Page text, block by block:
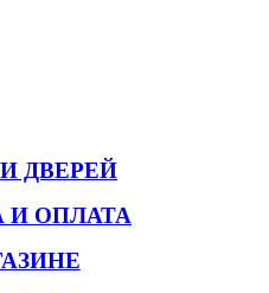
ДВЕРЕЙ
И ОПЛАТА